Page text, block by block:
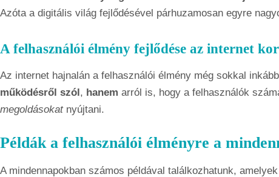
Azóta a digitális világ fejlődésével párhuzamosan egyre
A felhasználói élmény fejlődése az internet
Az internet hajnalán a felhasználói élmény még sokkal
működésről szól, hanem arról is, hogy a felhasználók
megoldásokatnyújtani.
Példák a felhasználói élményre a
A mindennapokban számos példával találkozhatunk,